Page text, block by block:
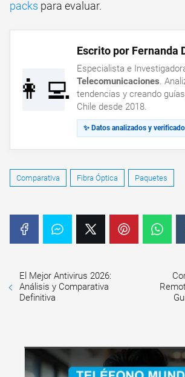
packs para evaluar.
👩‍💻
Escrito por Fernanda
Especialista e
Telecomunicaciones.
tendencias y creando
Chile desde 2018.
✨ Datos analizados y
Comparativa Fibra Óptica Paquetes
El Mejor Antivirus 2026:
Análisis y Comparativa
Definitiva